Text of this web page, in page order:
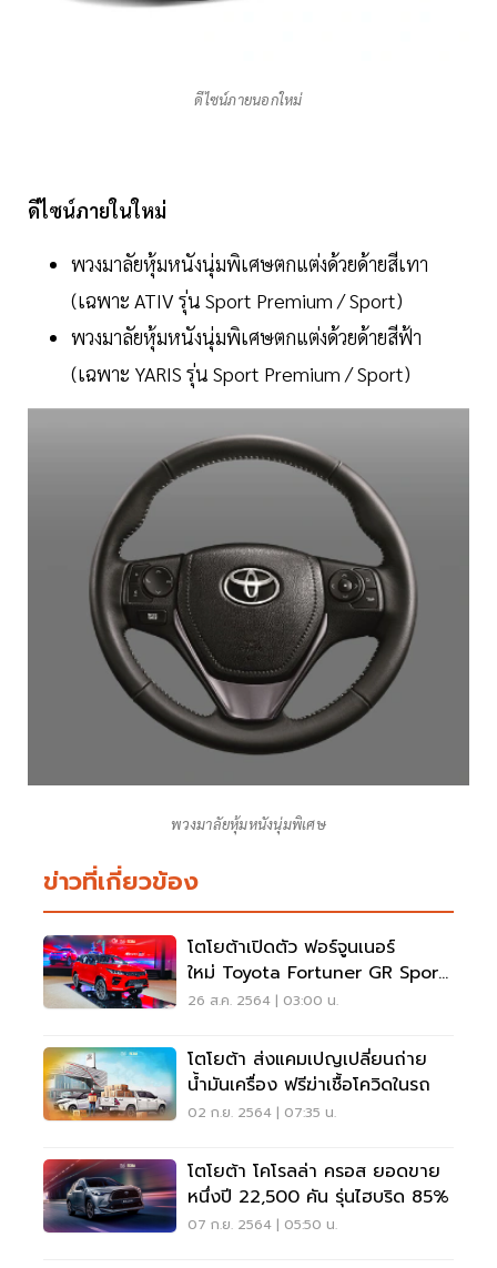
ดีไซน์ภายนอกใหม่
ดีไซน์ภายในใหม่
พวงมาลัยหุ้มหนังนุ่มพิเศษตกแต่งด้วยด้ายสีเทา
(เฉพาะ ATIV รุ่น Sport Premium / Sport)
พวงมาลัยหุ้มหนังนุ่มพิเศษตกแต่งด้วยด้ายสีฟ้า
(เฉพาะ YARIS รุ่น Sport Premium / Sport)
พวงมาลัยหุ้มหนังนุ่มพิเศษ
ข่าวที่เกี่ยวข้อง
โตโยต้าเปิดตัว ฟอร์จูนเนอร์
ใหม่ Toyota Fortuner GR Sport
ราคา 1.879 ล้านบาท
26 ส.ค. 2564 | 03:00 น.
โตโยต้า ส่งแคมเปญเปลี่ยนถ่าย
น้ำมันเครื่อง ฟรีฆ่าเชื้อโควิดในรถ
02 ก.ย. 2564 | 07:35 น.
โตโยต้า โคโรลล่า ครอส ยอดขาย
หนึ่งปี 22,500 คัน รุ่นไฮบริด 85%
07 ก.ย. 2564 | 05:50 น.